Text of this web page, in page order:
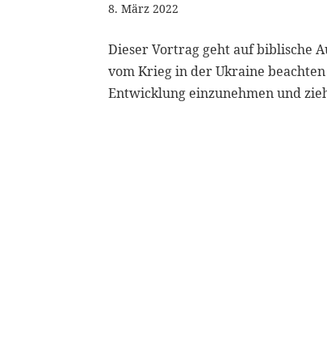
8. März 2022
Dieser Vortrag geht auf biblische
vom Krieg in der Ukraine
Entwicklung einzunehmen und